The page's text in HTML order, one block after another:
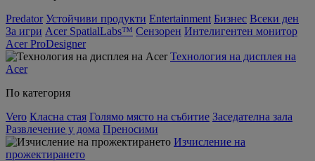
Predator Устойчиви продукти Entertainment Бизнес Всеки ден
За игри Acer SpatialLabs™ Сензорен Интелигентен монитор
Acer ProDesigner
Технология на дисплея на
Acer
По категория
Vero Класна стая Голямо място на събитие Заседателна зала
Развлечение у дома Преносими
Изчисление на
прожектирането